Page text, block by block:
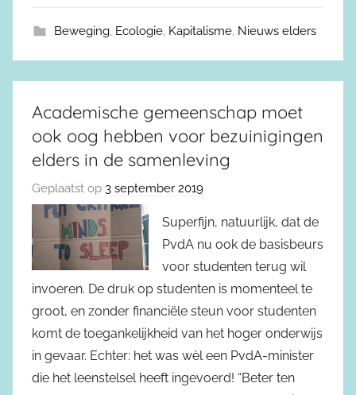
Beweging, Ecologie, Kapitalisme, Nieuws elders
Academische gemeenschap moet
ook oog hebben voor bezuinigingen
elders in de samenleving
Geplaatst op 3 september 2019
Superfijn, natuurlijk, dat de
PvdA nu ook de basisbeurs
voor studenten terug wil
invoeren. De druk op studenten is momenteel te
groot, en zonder financiële steun voor studenten
komt de toegankelijkheid van het hoger onderwijs
in gevaar. Echter: het was wèl een PvdA-minister
die het leenstelsel heeft ingevoerd! “Beter ten